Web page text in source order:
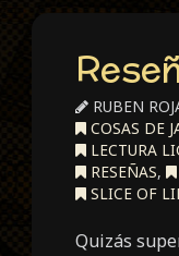
RUBEN
COSAS DE
LECTURA
RESEÑAS,
SLICE OF
Quizás